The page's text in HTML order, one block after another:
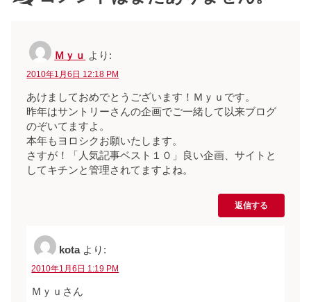
Ｍｙｕ より:
2010年1月6日 12:18 PM
あけましておめでとうございます！Ｍｙｕです。
昨年はサントリーさんの企画でご一緒して以来ブログ
のぞいてますよ。
本年もヨロシクお願いたします。
さすが！「人気記事ベスト１０」良い企画、サイトと
してキチンと管理されてますよね。
返信する
kota より:
2010年1月6日 1:19 PM
Ｍｙｕさん